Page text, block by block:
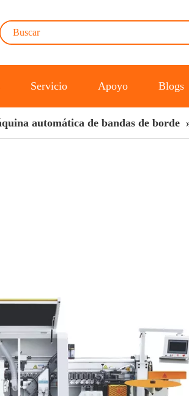
Servicio Apoyo Blogs
automática de bandas de borde